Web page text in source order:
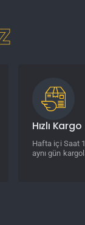
Hızlı Kargo
Hafta içi Saat
aynı gün